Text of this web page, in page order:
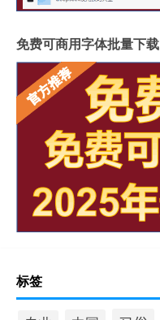
免费可商用字体批量下载
标签